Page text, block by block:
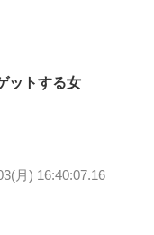
ットする女
月) 16:40:07.16